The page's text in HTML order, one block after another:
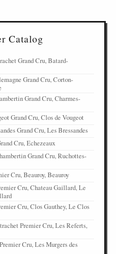
Catalog
Grand Cru, Batard-
Grand Cru, Corton-
Grand Cru, Charmes-
Grand Cru, Clos de Vougeot
Grand Cru, Les Bressandes
Cru, Echezeaux
Grand Cru, Ruchottes-
Cru, Beauroy, Beauroy
Cru, Chateau Gaillard, Le
Cru, Clos Gauthey, Le Clos
Premier Cru, Les Referts,
Cru, Les Murgers des